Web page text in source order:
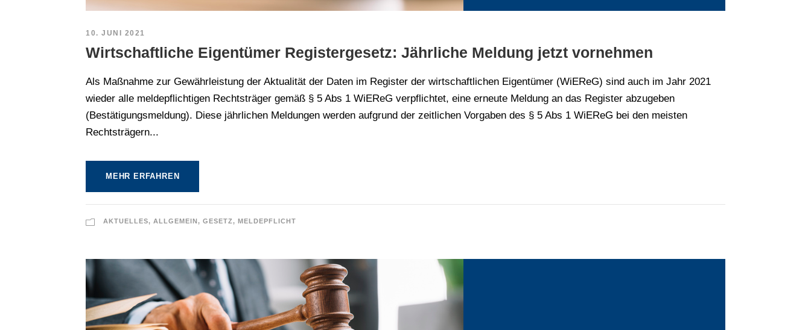
10. JUNI 2021
Wirtschaftliche Eigentümer Registergesetz: Jährliche Meldung jetzt vornehmen
Als Maßnahme zur Gewährleistung der Aktualität der Daten im Register der wirtschaftlichen Eigentümer (WiEReG) sind auch im Jahr 2021
wieder alle meldepflichtigen Rechtsträger gemäß § 5 Abs 1 WiEReG verpflichtet, eine erneute Meldung an das Register abzugeben
(Bestätigungsmeldung). Diese jährlichen Meldungen werden aufgrund der zeitlichen Vorgaben des § 5 Abs 1 WiEReG bei den meisten
Rechtsträgern...
MEHR ERFAHREN
AKTUELLES, ALLGEMEIN, GESETZ, MELDEPFLICHT